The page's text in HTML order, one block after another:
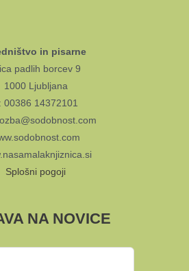
in pisarne
padlih borcev 9
1000 Ljubljana
00386 14372101
Splošni pogoji
NA NOVICE